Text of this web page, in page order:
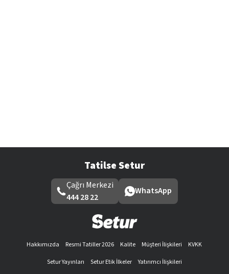
Tatilse Setur
Çağrı Merkezi
444 28 22
WhatsApp
Hakkımızda Resmi Tatiller 2026 Kalite Müşteri İlişkileri
KVKK
Setur Yayınları
Setur Etik İlkeler
Yatırımcı İlişkileri